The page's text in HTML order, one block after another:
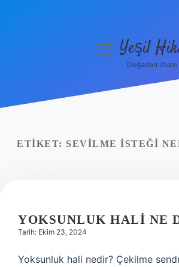
Yasal Uyarı
menüyüYeşil
Doğadan
ETIKET: SEVILME ISTEĞI
YOKSUNLUK HALI NE
Tarih: Ekim 23, 2024
Yoksunluk hali nedir? Çekilme